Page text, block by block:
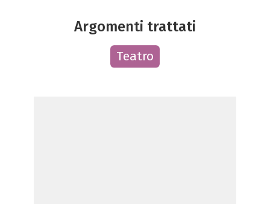
Argomenti trattati
Teatro